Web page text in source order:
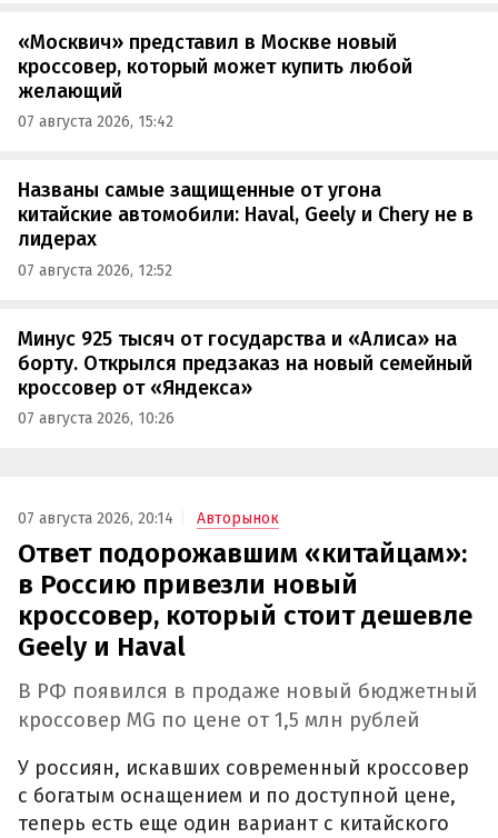
«Москвич» представил в Москве новый
кроссовер, который может купить любой
желающий
07 августа 2026, 15:42
Названы самые защищенные от угона
китайские автомобили: Haval, Geely и Chery не в
лидерах
07 августа 2026, 12:52
Минус 925 тысяч от государства и «Алиса» на
борту. Открылся предзаказ на новый семейный
кроссовер от «Яндекса»
07 августа 2026, 10:26
07 августа 2026, 20:14 Авторынок
Ответ подорожавшим «китайцам»:
в Россию привезли новый
кроссовер, который стоит дешевле
Geely и Haval
В РФ появился в продаже новый бюджетный
кроссовер MG по цене от 1,5 млн рублей
У россиян, искавших современный кроссовер
с богатым оснащением и по доступной цене,
теперь есть еще один вариант с китайского